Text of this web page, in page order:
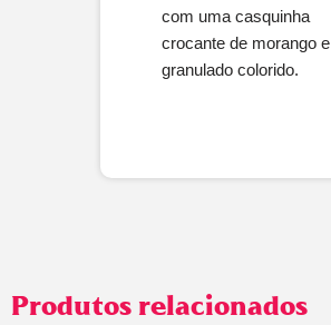
com uma casquinha
crocante de morango e
granulado colorido.
Produtos relacionados